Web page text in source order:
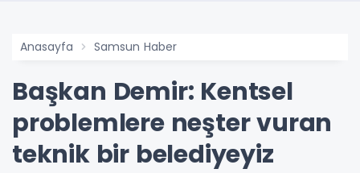
Anasayfa Samsun Haber
Başkan Demir: Kentsel
problemlere neşter vuran
teknik bir belediyeyiz